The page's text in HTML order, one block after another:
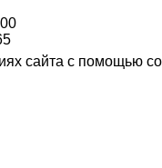
сайта с помощью